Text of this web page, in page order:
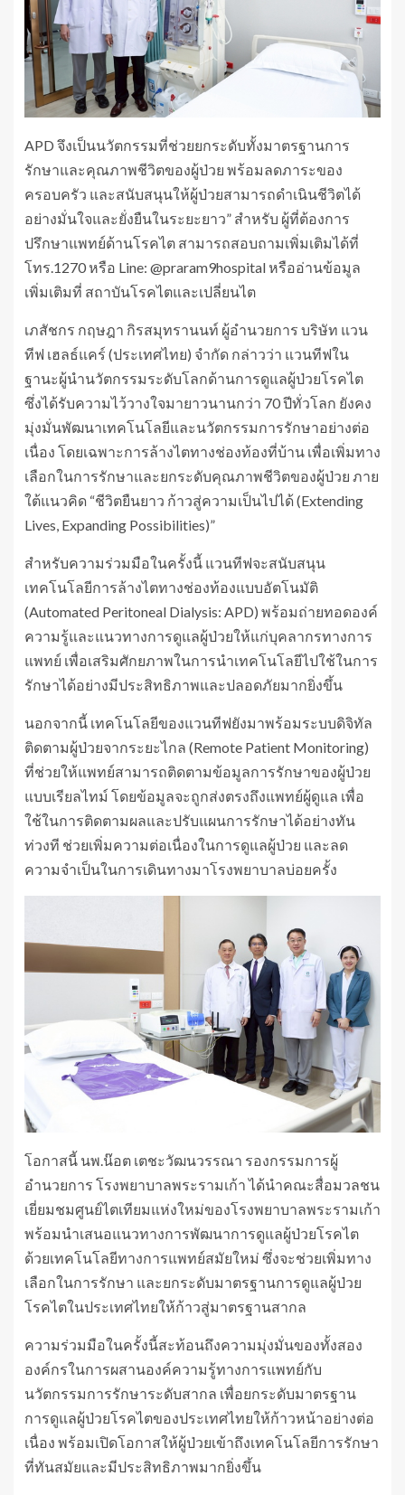
APD จึงเป็นนวัตกรรมที่ช่วยยกระดับทั้งมาตรฐานการ
รักษาและคุณภาพชีวิตของผู้ป่วย พร้อมลดภาระของ
ครอบครัว และสนับสนุนให้ผู้ป่วยสามารถดำเนินชีวิตได้
อย่างมั่นใจและยั่งยืนในระยะยาว” สำหรับ ผู้ที่ต้องการ
ปรึกษาแพทย์ด้านโรคไต สามารถสอบถามเพิ่มเติมได้ที่
โทร.1270 หรือ Line: @praram9hospital หรืออ่านข้อมูล
เพิ่มเติมที่ สถาบันโรคไตและเปลี่ยนไต
เภสัชกร กฤษฎา กิรสมุทรานนท์ ผู้อำนวยการ บริษัท แวน
ทีฟ เฮลธ์แคร์ (ประเทศไทย) จำกัด กล่าวว่า แวนทีฟใน
ฐานะผู้นำนวัตกรรมระดับโลกด้านการดูแลผู้ป่วยโรคไต
ซึ่งได้รับความไว้วางใจมายาวนานกว่า 70 ปีทั่วโลก ยังคง
มุ่งมั่นพัฒนาเทคโนโลยีและนวัตกรรมการรักษาอย่างต่อ
เนื่อง โดยเฉพาะการล้างไตทางช่องท้องที่บ้าน เพื่อเพิ่มทาง
เลือกในการรักษาและยกระดับคุณภาพชีวิตของผู้ป่วย ภาย
ใต้แนวคิด “ชีวิตยืนยาว ก้าวสู่ความเป็นไปได้ (Extending
Lives, Expanding Possibilities)”
สำหรับความร่วมมือในครั้งนี้ แวนทีฟจะสนับสนุน
เทคโนโลยีการล้างไตทางช่องท้องแบบอัตโนมัติ
(Automated Peritoneal Dialysis: APD) พร้อมถ่ายทอดองค์
ความรู้และแนวทางการดูแลผู้ป่วยให้แก่บุคลากรทางการ
แพทย์ เพื่อเสริมศักยภาพในการนำเทคโนโลยีไปใช้ในการ
รักษาได้อย่างมีประสิทธิภาพและปลอดภัยมากยิ่งขึ้น
นอกจากนี้ เทคโนโลยีของแวนทีฟยังมาพร้อมระบบดิจิทัล
ติดตามผู้ป่วยจากระยะไกล (Remote Patient Monitoring)
ที่ช่วยให้แพทย์สามารถติดตามข้อมูลการรักษาของผู้ป่วย
แบบเรียลไทม์ โดยข้อมูลจะถูกส่งตรงถึงแพทย์ผู้ดูแล เพื่อ
ใช้ในการติดตามผลและปรับแผนการรักษาได้อย่างทัน
ท่วงที ช่วยเพิ่มความต่อเนื่องในการดูแลผู้ป่วย และลด
ความจำเป็นในการเดินทางมาโรงพยาบาลบ่อยครั้ง
โอกาสนี้ นพ.น๊อต เตชะวัฒนวรรณา รองกรรมการผู้
อำนวยการ โรงพยาบาลพระรามเก้า ได้นำคณะสื่อมวลชน
เยี่ยมชมศูนย์ไตเทียมแห่งใหม่ของโรงพยาบาลพระรามเก้า
พร้อมนำเสนอแนวทางการพัฒนาการดูแลผู้ป่วยโรคไต
ด้วยเทคโนโลยีทางการแพทย์สมัยใหม่ ซึ่งจะช่วยเพิ่มทาง
เลือกในการรักษา และยกระดับมาตรฐานการดูแลผู้ป่วย
โรคไตในประเทศไทยให้ก้าวสู่มาตรฐานสากล
ความร่วมมือในครั้งนี้สะท้อนถึงความมุ่งมั่นของทั้งสอง
องค์กรในการผสานองค์ความรู้ทางการแพทย์กับ
นวัตกรรมการรักษาระดับสากล เพื่อยกระดับมาตรฐาน
การดูแลผู้ป่วยโรคไตของประเทศไทยให้ก้าวหน้าอย่างต่อ
เนื่อง พร้อมเปิดโอกาสให้ผู้ป่วยเข้าถึงเทคโนโลยีการรักษา
ที่ทันสมัยและมีประสิทธิภาพมากยิ่งขึ้น